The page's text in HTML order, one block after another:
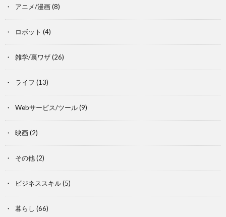
アニメ/漫画(8)
ロボット (4)
雑学/裏ワザ(26)
ライフ (13)
Webサービス/ツール(9)
映画(2)
その他(2)
ビジネススキル(5)
暮らし (66)